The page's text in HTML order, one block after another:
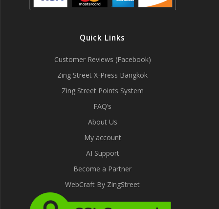
Quick Links
Customer Reviews (Facebook)
Zing Street X-Press Bangkok
Zing Street Points System
FAQ’s
About Us
My account
AI Support
Become a Partner
WebCraft By ZingStreet